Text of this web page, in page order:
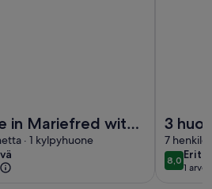
in Mariefred with
· 1 kylpyhuone
3
7
8,08,0hyvä
1
(1